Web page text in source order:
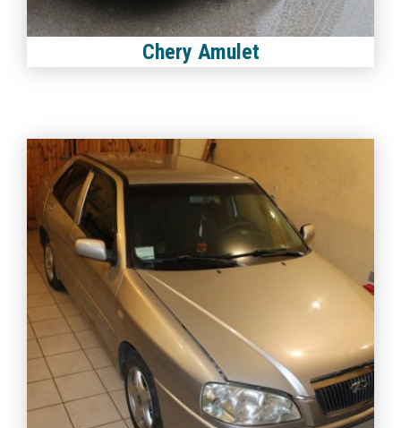
Chery Amulet